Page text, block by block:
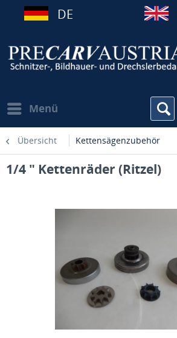
DE
Menü
Übersicht Kettensägenzubehör
1/4 " Kettenräder (Ritzel)